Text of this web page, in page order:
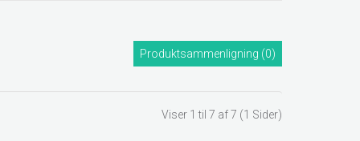
Produktsammenligning (0)
Viser 1 til 7 af 7 (1 Sider)